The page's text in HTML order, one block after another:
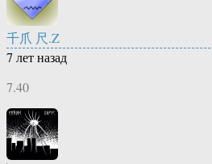
千爪 尺.Z
7 лет назад
7.40